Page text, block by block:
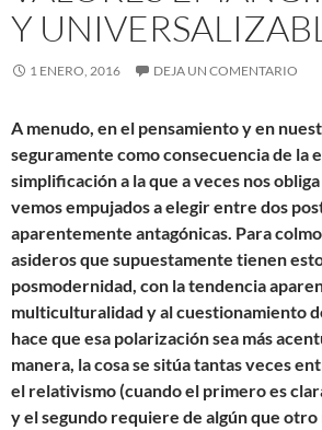
Y
1 ENERO, 2016 DEJA UN COMENTARIO
A menudo, en el pensamiento y en
seguramente como consecuencia de la
simplificación a la que a veces nos
vemos empujados a elegir entre dos
aparentemente antagónicas. Para
asideros que supuestamente tienen
posmodernidad, con la tendencia
multiculturalidad y al cuestionamiento
hace que esa polarización sea más
manera, la cosa se sitúa tantas veces
el relativismo (cuando el primero es
y el segundo requiere de algún que